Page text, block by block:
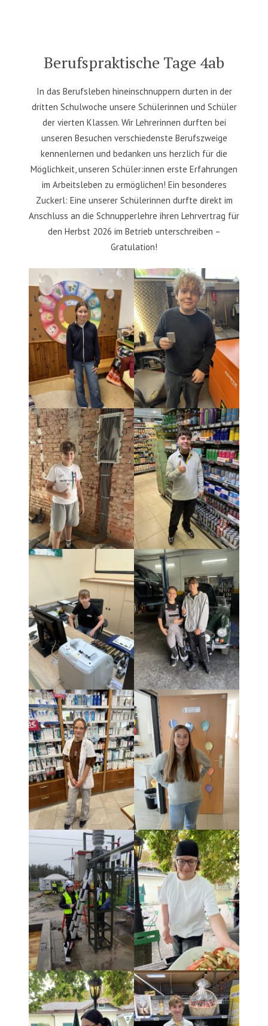
Berufspraktische Tage 4ab
In das Berufsleben hineinschnuppern durten in der
dritten Schulwoche unsere Schülerinnen und Schüler
der vierten Klassen. Wir Lehrerinnen durften bei
unseren Besuchen verschiedenste Berufszweige
kennenlernen und bedanken uns herzlich für die
Möglichkeit, unseren Schüler:innen erste Erfahrungen
im Arbeitsleben zu ermöglichen! Ein besonderes
Zuckerl: Eine unserer Schülerinnen durfte direkt im
Anschluss an die Schnupperlehre ihren Lehrvertrag für
den Herbst 2026 im Betrieb unterschreiben –
Gratulation!